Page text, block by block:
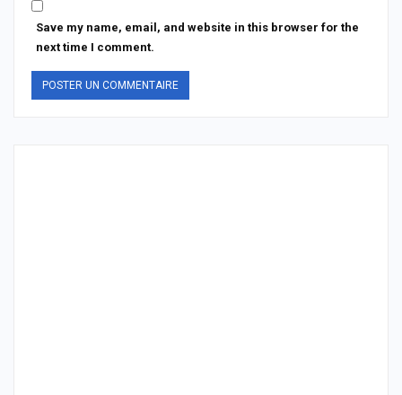
Save my name, email, and website in this browser for the
next time I comment.